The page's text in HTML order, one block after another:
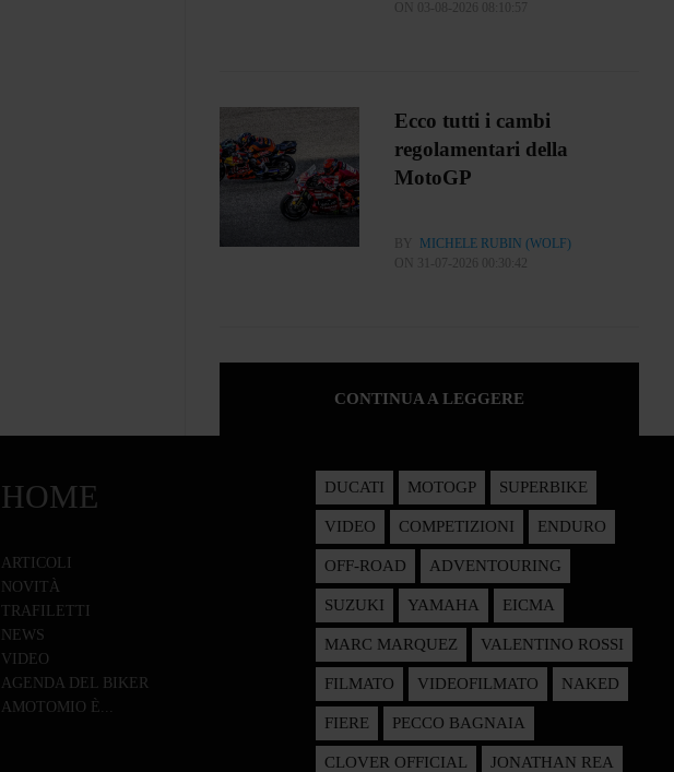
ON 03-08-2026 08:10:57
Ecco tutti i cambi
regolamentari della
MotoGP
BY
MICHELE RUBIN (WOLF)
ON 31-07-2026 00:30:42
CONTINUA A LEGGERE
HOME
ARTICOLI
NOVITÀ
TRAFILETTI
NEWS
VIDEO
AGENDA DEL BIKER
AMOTOMIO È...
DUCATI MOTOGP SUPERBIKE
VIDEO COMPETIZIONI ENDURO
OFF-ROAD ADVENTOURING
SUZUKI YAMAHA EICMA
MARC MARQUEZ VALENTINO ROSSI
FILMATO VIDEOFILMATO NAKED
FIERE PECCO BAGNAIA
CLOVER OFFICIAL JONATHAN REA